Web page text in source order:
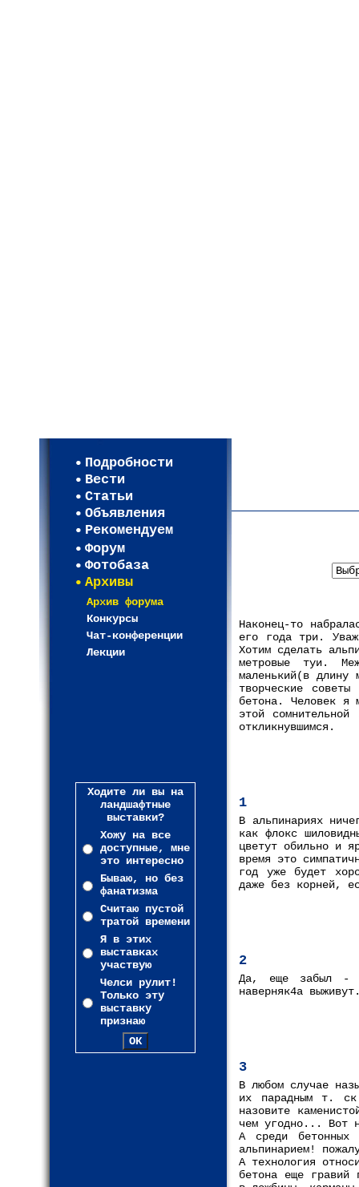
Подробности
Вести
Статьи
Объявления
Рекомендуем
Форум
Фотобаза
Архивы
Архив форума
Конкурсы
Чат-конференции
Лекции
Ходите ли вы на
ландшафтные
выставки?
Хожу на все
доступные, мне
это интересно
Бываю, но без
фанатизма
Считаю пустой
тратой времени
Я в этих
выставках
участвую
Челси рулит!
Только эту
выставку
признаю
Наконец-то
его года три.
Хотим сделать
метровые туи.
маленький(в
творческие
бетона. Человек я
этой
откликнувшимся.
1
В альпинариях
как флокс
цветут обильно и
время это
год уже будет
даже без корней,
2
Да, еще забыл -
наверняк4а
3
В любом случае
их парадным т.
назовите
чем угодно... Вот
А среди бетонных
альпинарием!
А технология
бетона еще гравий